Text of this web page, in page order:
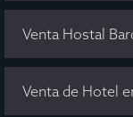
Venta Hostal
Venta de Hotel